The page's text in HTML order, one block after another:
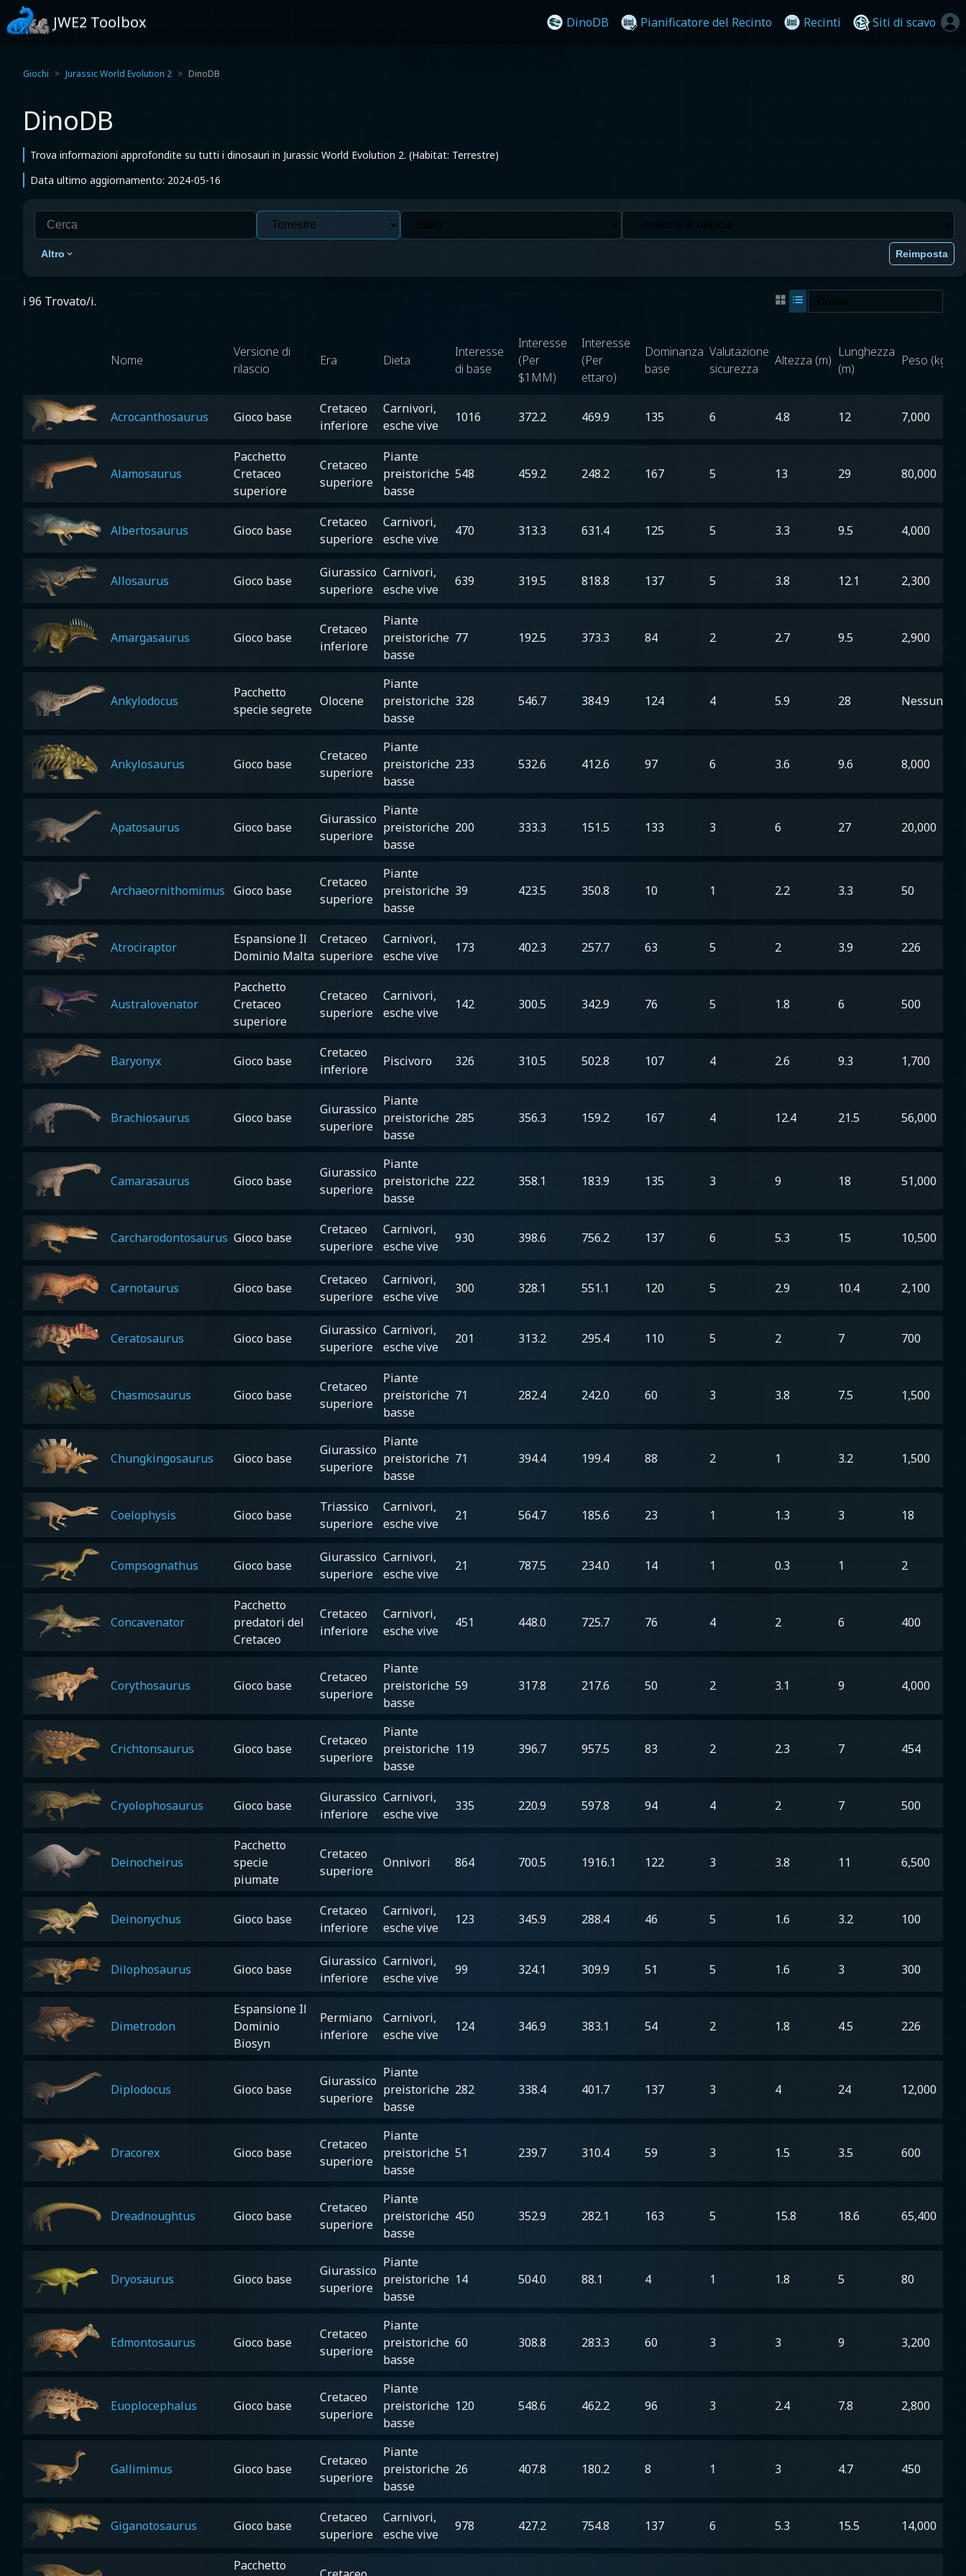
JWE2 Toolbox DinoDB Pianificatore del Recinto Recinti Siti di scavo
Giochi Jurassic World Evolution 2 DinoDB
DinoDB
Trova informazioni approfondite su tutti i dinosauri in Jurassic World Evolution 2. (Habitat: Terrestre)
Data ultimo aggiornamento: 2024-05-16
Altro Reimposta
ℹ️ 96 Trovato/i.
Nome
Versione di
rilascio
Era Dieta
Interesse
di base
Interesse
(Per
$1MM)
Interesse
(Per
ettaro)
Dominanza
base
Valutazione
sicurezza
Altezza (m)
Lunghezza
(m)
Peso (kg)
Acrocanthosaurus Gioco base
Cretaceo
inferiore
Carnivori,
esche vive
1016 372.2 469.9 135 6 4.8 12 7,000
Alamosaurus
Pacchetto
Cretaceo
superiore
Cretaceo
superiore
Piante
preistoriche
basse
548 459.2 248.2 167 5 13 29 80,000
Albertosaurus Gioco base
Cretaceo
superiore
Carnivori,
esche vive
470 313.3 631.4 125 5 3.3 9.5 4,000
Allosaurus Gioco base
Giurassico
superiore
Carnivori,
esche vive
639 319.5 818.8 137 5 3.8 12.1 2,300
Amargasaurus Gioco base
Cretaceo
inferiore
Piante
preistoriche
basse
77 192.5 373.3 84 2 2.7 9.5 2,900
Ankylodocus
Pacchetto
specie segrete
Olocene
Piante
preistoriche
basse
328 546.7 384.9 124 4 5.9 28 Nessuno
Ankylosaurus Gioco base
Cretaceo
superiore
Piante
preistoriche
basse
233 532.6 412.6 97 6 3.6 9.6 8,000
Apatosaurus Gioco base
Giurassico
superiore
Piante
preistoriche
basse
200 333.3 151.5 133 3 6 27 20,000
Archaeornithomimus Gioco base
Cretaceo
superiore
Piante
preistoriche
basse
39 423.5 350.8 10 1 2.2 3.3 50
Atrociraptor
Espansione Il
Dominio Malta
Cretaceo
superiore
Carnivori,
esche vive
173 402.3 257.7 63 5 2 3.9 226
Australovenator
Pacchetto
Cretaceo
superiore
Cretaceo
superiore
Carnivori,
esche vive
142 300.5 342.9 76 5 1.8 6 500
Baryonyx Gioco base
Cretaceo
inferiore
Piscivoro 326 310.5 502.8 107 4 2.6 9.3 1,700
Brachiosaurus Gioco base
Giurassico
superiore
Piante
preistoriche
basse
285 356.3 159.2 167 4 12.4 21.5 56,000
Camarasaurus Gioco base
Giurassico
superiore
Piante
preistoriche
basse
222 358.1 183.9 135 3 9 18 51,000
Carcharodontosaurus Gioco base
Cretaceo
superiore
Carnivori,
esche vive
930 398.6 756.2 137 6 5.3 15 10,500
Carnotaurus Gioco base
Cretaceo
superiore
Carnivori,
esche vive
300 328.1 551.1 120 5 2.9 10.4 2,100
Ceratosaurus Gioco base
Giurassico
superiore
Carnivori,
esche vive
201 313.2 295.4 110 5 2 7 700
Chasmosaurus Gioco base
Cretaceo
superiore
Piante
preistoriche
basse
71 282.4 242.0 60 3 3.8 7.5 1,500
Chungkingosaurus Gioco base
Giurassico
superiore
Piante
preistoriche
basse
71 394.4 199.4 88 2 1 3.2 1,500
Coelophysis Gioco base
Triassico
superiore
Carnivori,
esche vive
21 564.7 185.6 23 1 1.3 3 18
Compsognathus Gioco base
Giurassico
superiore
Carnivori,
esche vive
21 787.5 234.0 14 1 0.3 1 2
Concavenator
Pacchetto
predatori del
Cretaceo
Cretaceo
inferiore
Carnivori,
esche vive
451 448.0 725.7 76 4 2 6 400
Corythosaurus Gioco base
Cretaceo
superiore
Piante
preistoriche
basse
59 317.8 217.6 50 2 3.1 9 4,000
Crichtonsaurus Gioco base
Cretaceo
superiore
Piante
preistoriche
basse
119 396.7 957.5 83 2 2.3 7 454
Cryolophosaurus Gioco base
Giurassico
inferiore
Carnivori,
esche vive
335 220.9 597.8 94 4 2 7 500
Deinocheirus
Pacchetto
specie
piumate
Cretaceo
superiore
Onnivori 864 700.5 1916.1 122 3 3.8 11 6,500
Deinonychus Gioco base
Cretaceo
inferiore
Carnivori,
esche vive
123 345.9 288.4 46 5 1.6 3.2 100
Dilophosaurus Gioco base
Giurassico
inferiore
Carnivori,
esche vive
99 324.1 309.9 51 5 1.6 3 300
Dimetrodon
Espansione Il
Dominio
Biosyn
Permiano
inferiore
Carnivori,
esche vive
124 346.9 383.1 54 2 1.8 4.5 226
Diplodocus Gioco base
Giurassico
superiore
Piante
preistoriche
basse
282 338.4 401.7 137 3 4 24 12,000
Dracorex Gioco base
Cretaceo
superiore
Piante
preistoriche
basse
51 239.7 310.4 59 3 1.5 3.5 600
Dreadnoughtus Gioco base
Cretaceo
superiore
Piante
preistoriche
basse
450 352.9 282.1 163 5 15.8 18.6 65,400
Dryosaurus Gioco base
Giurassico
superiore
Piante
preistoriche
basse
14 504.0 88.1 4 1 1.8 5 80
Edmontosaurus Gioco base
Cretaceo
superiore
Piante
preistoriche
basse
60 308.8 283.3 60 3 3 9 3,200
Euoplocephalus Gioco base
Cretaceo
superiore
Piante
preistoriche
basse
120 548.6 462.2 96 3 2.4 7.8 2,800
Gallimimus Gioco base
Cretaceo
superiore
Piante
preistoriche
basse
26 407.8 180.2 8 1 3 4.7 450
Giganotosaurus Gioco base
Cretaceo
superiore
Carnivori,
esche vive
978 427.2 754.8 137 6 5.3 15.5 14,000
Pacchetto